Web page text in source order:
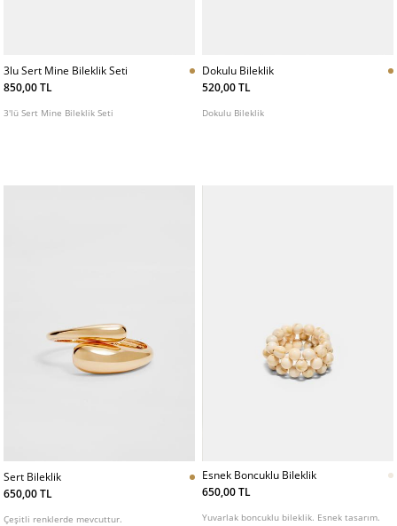
3lu Sert Mine Bileklik Seti
850,00 TL
3'lü Sert Mine Bileklik Seti
Dokulu Bileklik
520,00 TL
Dokulu Bileklik
Sert Bileklik
650,00 TL
Çeşitli renklerde mevcuttur.
Esnek Boncuklu Bileklik
650,00 TL
Yuvarlak boncuklu bileklik. Esnek tasarım.